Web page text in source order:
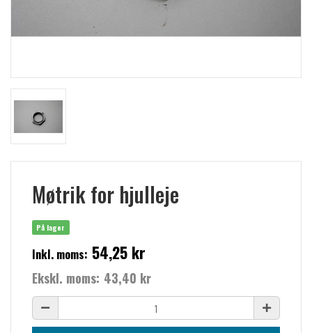
Møtrik for hjulleje
På lager
Inkl. moms: 54,25 kr
Ekskl. moms: 43,40 kr